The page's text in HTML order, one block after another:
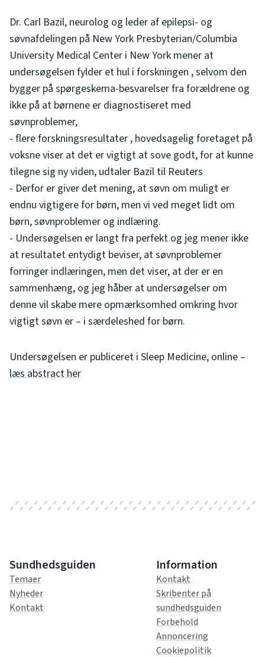
Dr. Carl Bazil, neurolog og leder af epilepsi- og
søvnafdelingen på New York Presbyterian/Columbia
University Medical Center i New York mener at
undersøgelsen fylder et hul i forskningen , selvom den
bygger på spørgeskema-besvarelser fra forældrene og
ikke på at børnene er diagnostiseret med
søvnproblemer,
- flere forskningsresultater , hovedsagelig foretaget på
voksne viser at det er vigtigt at sove godt, for at kunne
tilegne sig ny viden, udtaler Bazil til Reuters
- Derfor er giver det mening, at søvn om muligt er
endnu vigtigere for børn, men vi ved meget lidt om
børn, søvnproblemer og indlæring.
- Undersøgelsen er langt fra perfekt og jeg mener ikke
at resultatet entydigt beviser, at søvnproblemer
forringer indlæringen, men det viser, at der er en
sammenhæng, og jeg håber at undersøgelser om
denne vil skabe mere opmærksomhed omkring hvor
vigtigt søvn er – i særdeleshed for børn.
Undersøgelsen er publiceret i Sleep Medicine, online –
læs abstract her
Sundhedsguiden
Temaer
Nyheder
Kontakt
Information
Kontakt
Skribenter på
sundhedsguiden
Forbehold
Annoncering
Cookiepolitik